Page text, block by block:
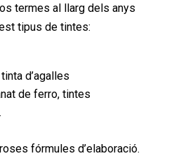
termes al llarg dels anys
tipus de tintes:
d’agalles
de ferro, tintes
fórmules d’elaboració.